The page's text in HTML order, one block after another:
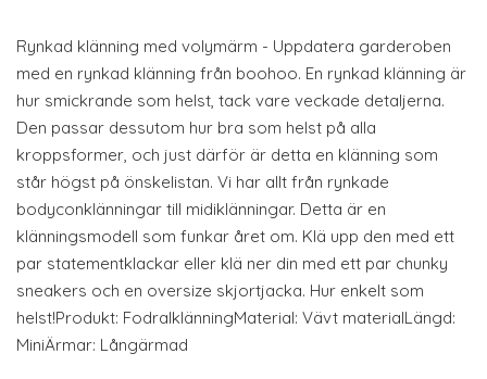
Rynkad klänning med volymärm - Uppdatera garderoben
med en rynkad klänning från boohoo. En rynkad klänning är
hur smickrande som helst, tack vare veckade detaljerna.
Den passar dessutom hur bra som helst på alla
kroppsformer, och just därför är detta en klänning som
står högst på önskelistan. Vi har allt från rynkade
bodyconklänningar till midiklänningar. Detta är en
klänningsmodell som funkar året om. Klä upp den med ett
par statementklackar eller klä ner din med ett par chunky
sneakers och en oversize skjortjacka. Hur enkelt som
helst!Produkt: FodralklänningMaterial: Vävt materialLängd:
MiniÄrmar: Långärmad